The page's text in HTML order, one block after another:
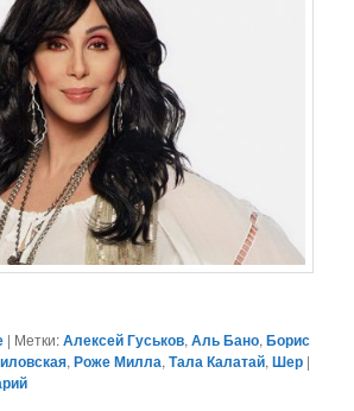
| Метки:Алексей Гуськов,Аль Бано,Борис
,Роже Милла,Тала Калатай,Шер |